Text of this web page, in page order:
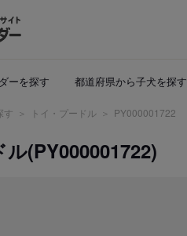
ーを探す 都道府県から子犬を探す
す トイ・プードル PY000001722
ル(PY000001722)